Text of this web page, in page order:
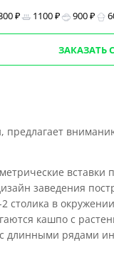
₽ 1100 ₽ 900 ₽
ЗАКАЗАТЬ
вставки
заведения
в
кашпо с
длинными рядами